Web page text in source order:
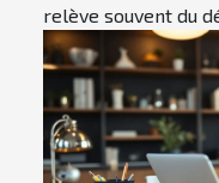
relève souvent du